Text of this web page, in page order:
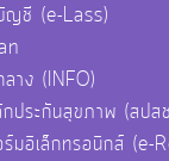
ญชี (e-Lass)
าง (INFO)
ประกันสุขภาพ (สปส
ร์มอิเล็กทรอนิกส์ (e-